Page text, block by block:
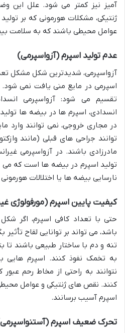
آمیز نیز کمتر می شود. علل این
ژنتیکی، مشکلات هورمونی که بر
عوامل محیطی باشند که به سلامت
عدم تولید اسپرم (آزواسپرمی)
آزواسپرمی، شدیدترین شکل مشکل
اسپرمی در مایع منی یافت نمی
تقسیم می شود: آزواسپرمی
انسدادی، اسپرم ها در بیضه ها
در مجاری خروجی، نمی توانند وارد
توانند جراحی های قبلی (مانند
مادرزادی باشند. در آزواسپرمی
تولید اسپرم در بیضه ها است که می
نارسایی بیضه ها یا اختلالات
کیفیت پایین اسپرم (مورفولوژی
حتی با تعداد کافی اسپرم، اگر
باشد، می تواند بر توانایی لقاح تأثیر
تنه و دم با ساختار طبیعی باشند تا
به تخمک نفوذ کنند. اسپرم
نتوانند به راحتی از مخاط رحم
کنند. نقص های ژنتیکی و عوامل
اسپرم آسیب برسانند.
تحرک ضعیف اسپرم